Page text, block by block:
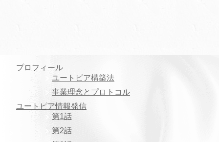
プロフィール
ユートピア構築法
事業理念とプロトコル
ユートピア情報発信
第1話
第2話